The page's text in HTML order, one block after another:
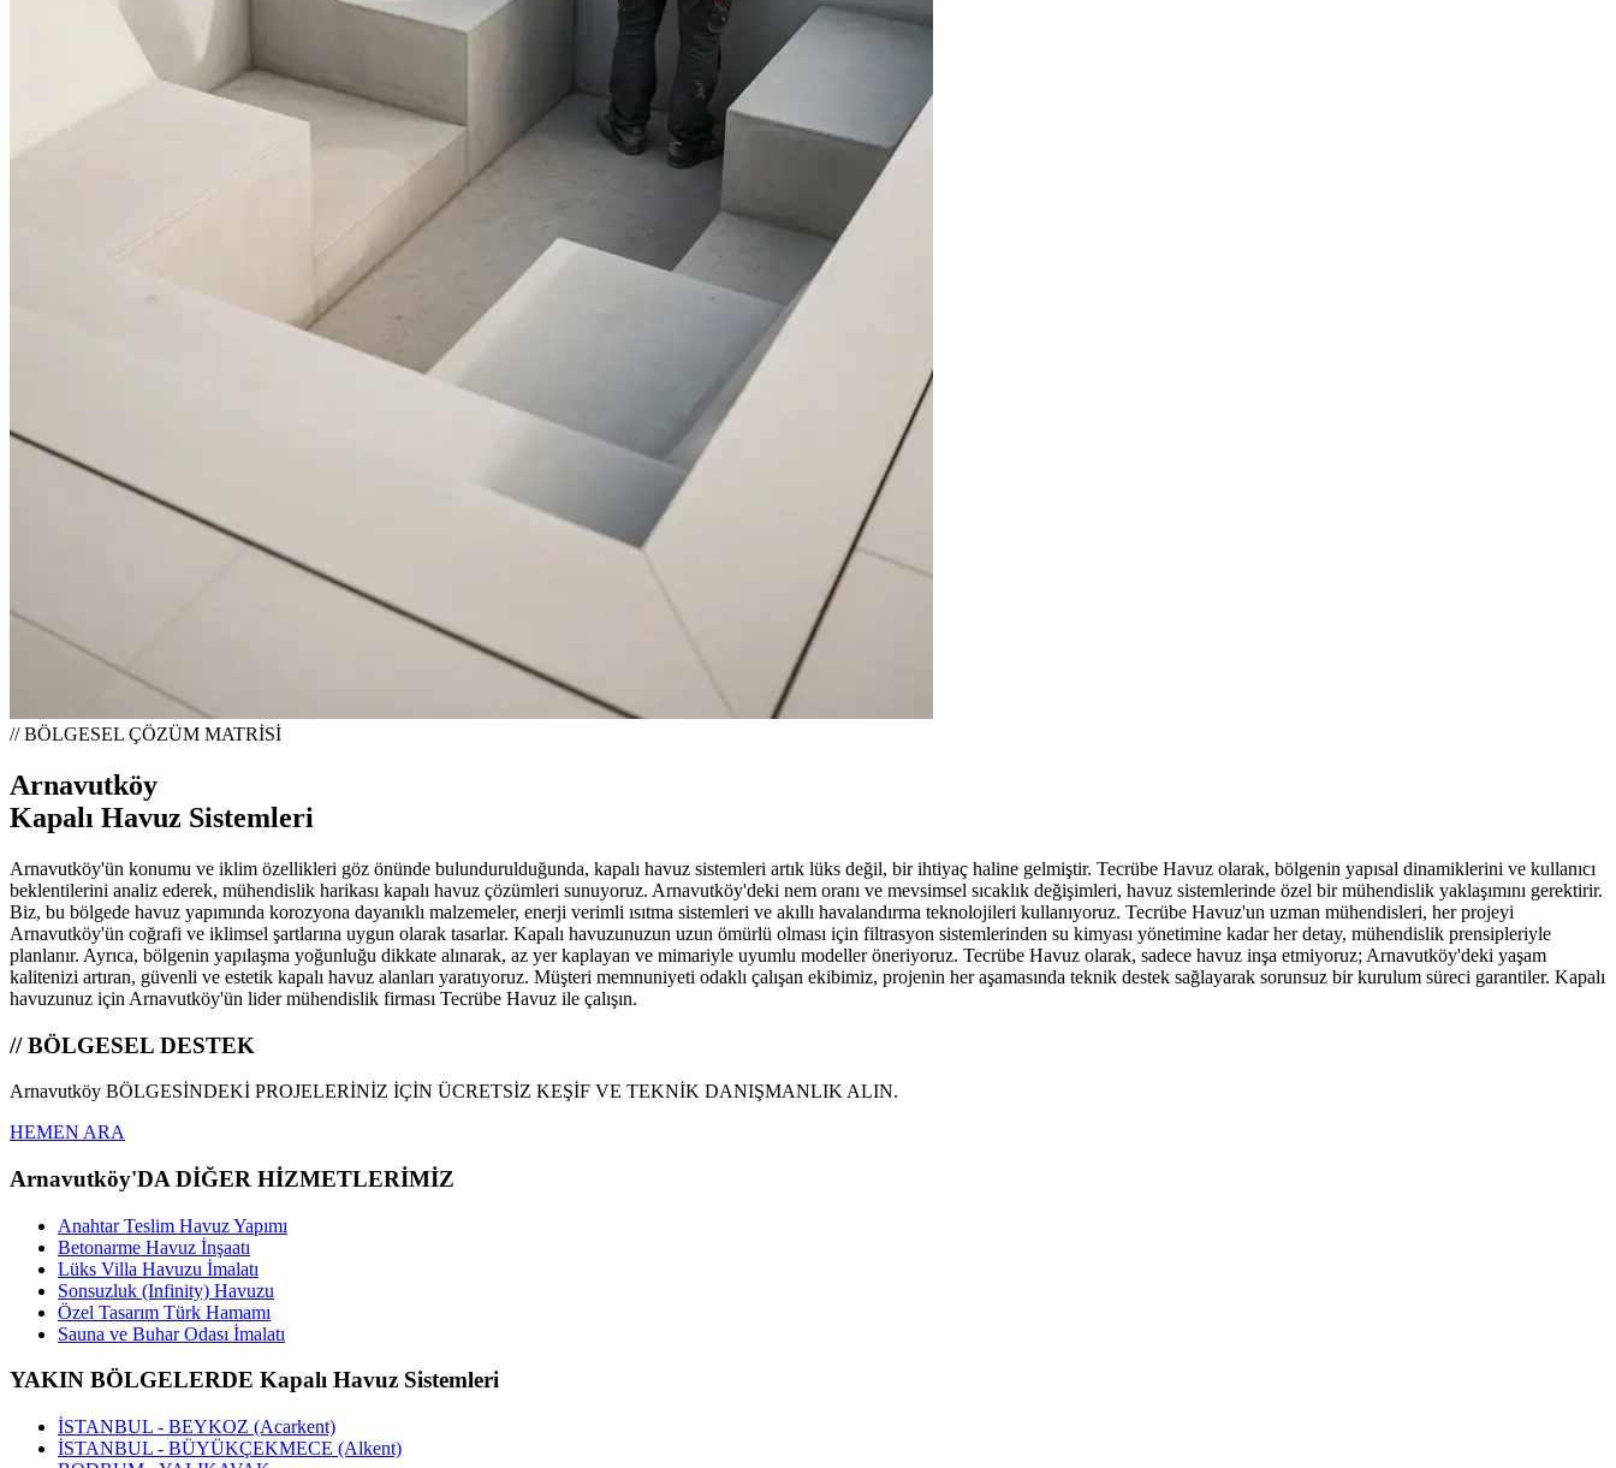
// BÖLGESEL ÇÖZÜM MATRİSİ
Arnavutköy
Kapalı Havuz Sistemleri
Arnavutköy'ün konumu ve iklim özellikleri göz önünde bulundurulduğunda, kapalı havuz sistemleri artık lüks değil, bir ihtiyaç haline gelmiştir. Tecrübe Havuz olarak, bölgenin yapısal dinamiklerini ve kullanıcı
beklentilerini analiz ederek, mühendislik harikası kapalı havuz çözümleri sunuyoruz. Arnavutköy'deki nem oranı ve mevsimsel sıcaklık değişimleri, havuz sistemlerinde özel bir mühendislik yaklaşımını gerektirir.
Biz, bu bölgede havuz yapımında korozyona dayanıklı malzemeler, enerji verimli ısıtma sistemleri ve akıllı havalandırma teknolojileri kullanıyoruz. Tecrübe Havuz'un uzman mühendisleri, her projeyi
Arnavutköy'ün coğrafi ve iklimsel şartlarına uygun olarak tasarlar. Kapalı havuzunuzun uzun ömürlü olması için filtrasyon sistemlerinden su kimyası yönetimine kadar her detay, mühendislik prensipleriyle
planlanır. Ayrıca, bölgenin yapılaşma yoğunluğu dikkate alınarak, az yer kaplayan ve mimariyle uyumlu modeller öneriyoruz. Tecrübe Havuz olarak, sadece havuz inşa etmiyoruz; Arnavutköy'deki yaşam
kalitenizi artıran, güvenli ve estetik kapalı havuz alanları yaratıyoruz. Müşteri memnuniyeti odaklı çalışan ekibimiz, projenin her aşamasında teknik destek sağlayarak sorunsuz bir kurulum süreci garantiler. Kapalı
havuzunuz için Arnavutköy'ün lider mühendislik firması Tecrübe Havuz ile çalışın.
// BÖLGESEL DESTEK
Arnavutköy BÖLGESİNDEKİ PROJELERİNİZ İÇİN ÜCRETSİZ KEŞİF VE TEKNİK DANIŞMANLIK ALIN.
HEMEN ARA
Arnavutköy'DA DİĞER HİZMETLERİMİZ
Anahtar Teslim Havuz Yapımı
Betonarme Havuz İnşaatı
Lüks Villa Havuzu İmalatı
Sonsuzluk (Infinity) Havuzu
Özel Tasarım Türk Hamamı
Sauna ve Buhar Odası İmalatı
YAKIN BÖLGELERDE Kapalı Havuz Sistemleri
İSTANBUL - BEYKOZ (Acarkent)
İSTANBUL - BÜYÜKÇEKMECE (Alkent)